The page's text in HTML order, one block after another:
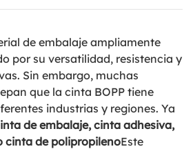
de embalaje ampliamente
por su versatilidad, resistencia y
Sin embargo, muchas
que la cinta BOPP tiene
industrias y regiones. Ya
de embalaje, cinta adhesiva,
cinta de polipropilenoEste